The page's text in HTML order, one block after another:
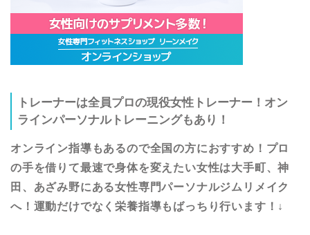
トレーナーは全員プロの現役女性トレーナー！オン
ラインパーソナルトレーニングもあり！
オンライン指導もあるので全国の方におすすめ！プロ
の手を借りて最速で身体を変えたい女性は大手町、神
田、あざみ野にある女性専門パーソナルジムリメイク
へ！運動だけでなく栄養指導もばっちり行います！↓